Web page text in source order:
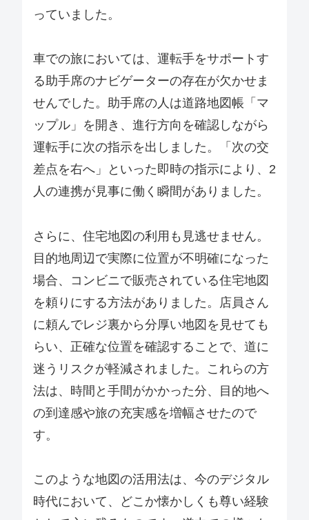
っていました。
車での旅においては、運転手をサポートす
る助手席のナビゲーターの存在が欠かせま
せんでした。助手席の人は道路地図帳「マ
ップル」を開き、進行方向を確認しながら
運転手に次の指示を出しました。「次の交
差点を右へ」といった即時の指示により、2
人の連携が見事に働く瞬間がありました。
さらに、住宅地図の利用も見逃せません。
目的地周辺で実際に位置が不明確になった
場合、コンビニで販売されている住宅地図
を頼りにする方法がありました。店員さん
に頼んでレジ裏から分厚い地図を見せても
らい、正確な位置を確認することで、道に
迷うリスクが軽減されました。これらの方
法は、時間と手間がかかった分、目的地へ
の到達感や旅の充実感を増幅させたので
す。
このような地図の活用法は、今のデジタル
時代において、どこか懐かしくも尊い経験